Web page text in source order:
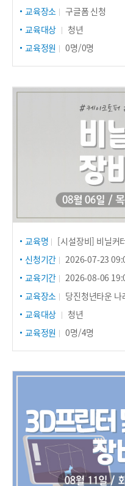
교육장소
구글폼 신청
교육대상
청년
교육정원
0명/0명
교육명
[시설장비] 비닐커
신청기간
2026-07-23
교육기간
2026-08-06
교육장소
당진청년타운
교육대상
청년
교육정원
0명/4명